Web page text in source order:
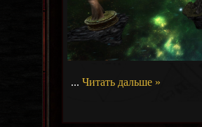
... Читать дальше »